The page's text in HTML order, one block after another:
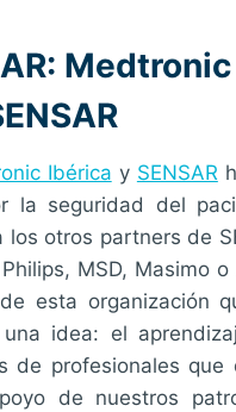
Medtronic
Ibérica y SENSAR
la seguridad del
otros partners de
MSD, Masimo
esta organización
idea: el
de profesionales que
de nuestros